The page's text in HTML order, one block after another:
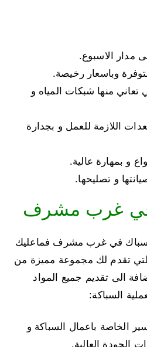
مدار الاسبوع.
وباسعار رخيصة.
تعاني منها شبكات المياه و
اللازمة للعمل و بجدارة
و بمهارة عالية.
و تصليحها.
غرب مشرف
في غرب مشرف فماعليك
تقدم لك مجموعة مميزة من
الى تقديم جميع المواد
السباكة:
الخاصة باعمال السباكة و
الجودة العالية.